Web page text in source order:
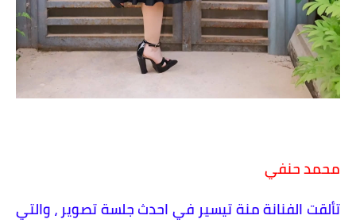
محمد حنفي
تألقت الفنانة منة تيسير في احدث جلسة تصوير ، والتي